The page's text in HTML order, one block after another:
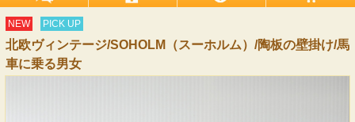
NEW PICK UP
北欧ヴィンテージ/SOHOLM（スーホルム）/陶板の壁掛け/馬
車に乗る男女